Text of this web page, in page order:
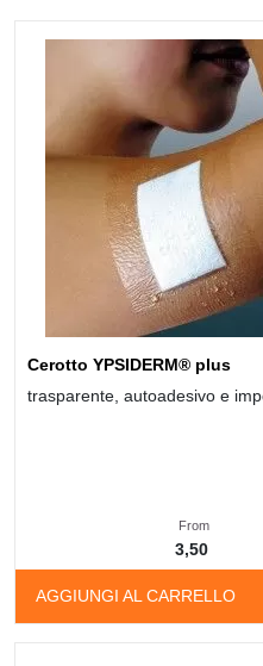
Cerotto YPSIDERM® plus
trasparente, autoadesivo e
AGGIUNGI AL CARRELLO
From
3,50